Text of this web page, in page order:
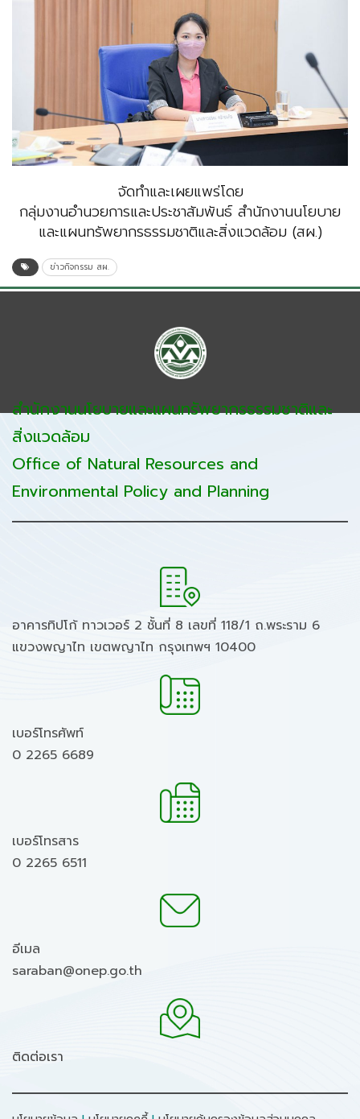
จัดทำและเผยแพร่โดย
กลุ่มงานอำนวยการและประชาสัมพันธ์ สำนักงานนโยบาย
และแผนทรัพยากรธรรมชาติและสิ่งแวดล้อม (สผ.)
ข่าวกิจกรรม สผ.
สำนักงานนโยบายและแผนทรัพยากรธรรมชาติและ
สิ่งแวดล้อม
Office of Natural Resources and
Environmental Policy and Planning
อาคารทิปโก้ ทาวเวอร์ 2 ชั้นที่ 8 เลขที่ 118/1 ถ.พระราม 6
แขวงพญาไท เขตพญาไท กรุงเทพฯ 10400
เบอร์โทรศัพท์
0 2265 6689
เบอร์โทรสาร
0 2265 6511
อีเมล
saraban@onep.go.th
ติดต่อเรา